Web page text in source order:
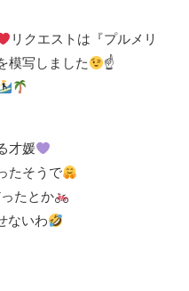
リクエストは『プルメリ
模写しました
☝
才媛
たそうで
たとか
ないわ